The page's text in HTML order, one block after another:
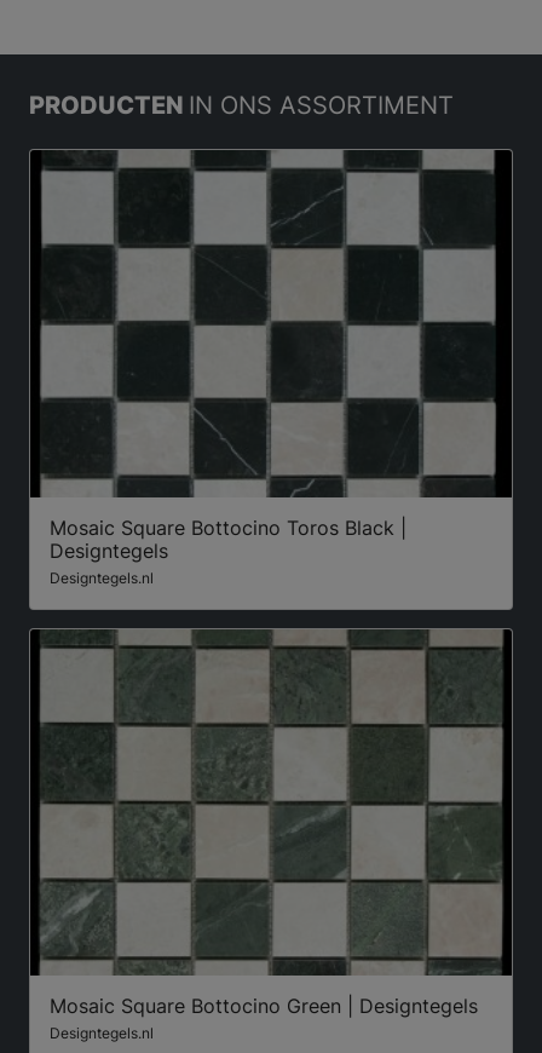
PRODUCTEN IN ONS ASSORTIMENT
Mosaic Square Bottocino Toros Black |
Designtegels
Designtegels.nl
Mosaic Square Bottocino Green | Designtegels
Designtegels.nl